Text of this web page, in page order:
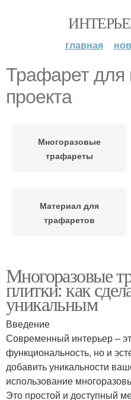
главная
Трафарет для
проекта
Многоразовые
трафареты
Материал для
трафаретов
поверхности
Многоразовый
трафарет
Трафареты для
Многоразовые
плитки: как
уникальным
Введение
Современный интерьер –
функциональность, но и
добавить уникальности
использование
Это простой и доступный